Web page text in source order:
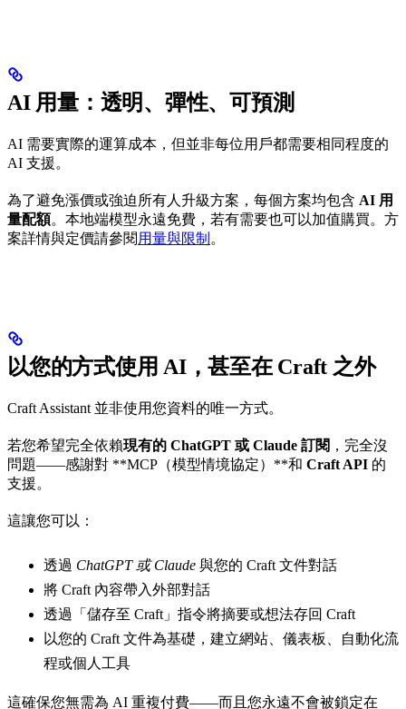
AI 用量：透明、彈性、可預測
AI 需要實際的運算成本，但並非每位用戶都需要相同程度的
AI 支援。
為了避免漲價或強迫所有人升級方案，每個方案均包含 AI 用
量配額。本地端模型永遠免費，若有需要也可以加值購買。方
案詳情與定價請參閱 用量與限制 。
以您的方式使用 AI，甚至在 Craft 之外
Craft Assistant 並非使用您資料的唯一方式。
若您希望完全依賴現有的 ChatGPT 或 Claude 訂閱 ，完全沒
問題——感謝對 **MCP（模型情境協定）**和 Craft API 的
支援。
這讓您可以：
透過 ChatGPT 或 Claude 與您的 Craft 文件對話
將 Craft 內容帶入外部對話
透過「儲存至 Craft」指令將摘要或想法存回 Craft
以您的 Craft 文件為基礎，建立網站、儀表板、自動化流
程或個人工具
這確保您無需為 AI 重複付費——而且您永遠不會被鎖定在